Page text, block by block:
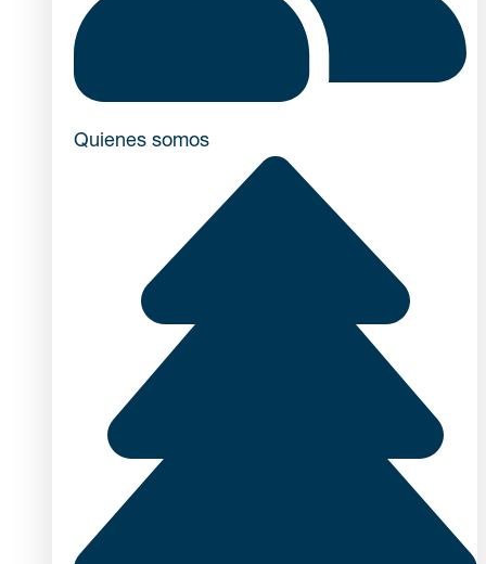
Quienes somos